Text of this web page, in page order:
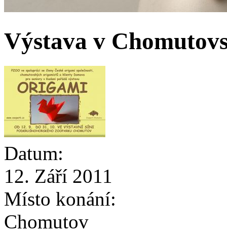
Výstava v
Datum:
12. Září 2011
Místo konání:
Chomutov